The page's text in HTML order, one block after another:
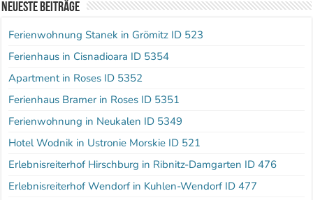
Neueste Beiträge
Ferienwohnung Stanek in Grömitz ID 523
Ferienhaus in Cisnadioara ID 5354
Apartment in Roses ID 5352
Ferienhaus Bramer in Roses ID 5351
Ferienwohnung in Neukalen ID 5349
Hotel Wodnik in Ustronie Morskie ID 521
Erlebnisreiterhof Hirschburg in Ribnitz-Damgarten ID 476
Erlebnisreiterhof Wendorf in Kuhlen-Wendorf ID 477